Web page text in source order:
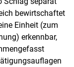
bewirtschaftet
Einheit (zum
erkennbar,